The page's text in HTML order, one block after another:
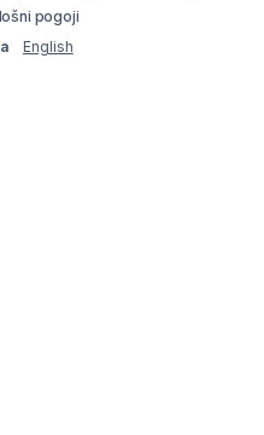
pogoji
English